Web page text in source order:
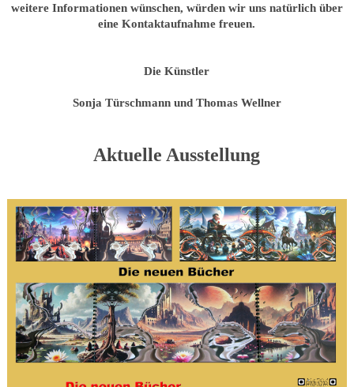
weitere Informationen wünschen, würden wir uns natürlich über
eine Kontaktaufnahme freuen.
Die Künstler
Sonja Türschmann und Thomas Wellner
Aktuelle Ausstellung